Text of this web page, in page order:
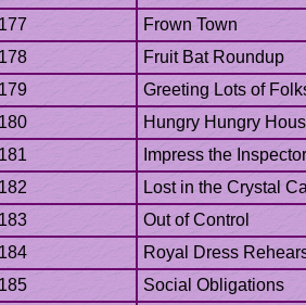
Fruit Bat Roundup